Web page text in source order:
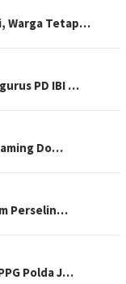
Warga Tetap…
PD IBI …
Do…
Perselin…
Polda J…